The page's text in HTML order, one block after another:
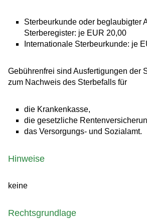
Sterbeurkunde oder beglaubigter
Sterberegister: je EUR 20,00
Internationale Sterbeurkunde: je
Gebührenfrei sind Ausfertigungen der
zum Nachweis des Sterbefalls für
die Krankenkasse,
die gesetzliche
das Versorgungs- und Sozialamt.
Hinweise
keine
Rechtsgrundlage